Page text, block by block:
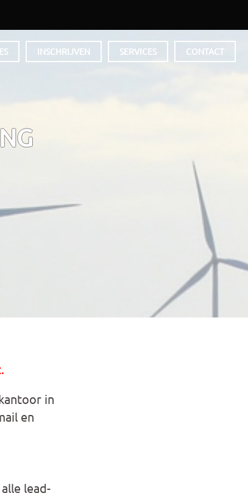
INSCHRIJVEN SERVICES CONTACT
in
en
lead-